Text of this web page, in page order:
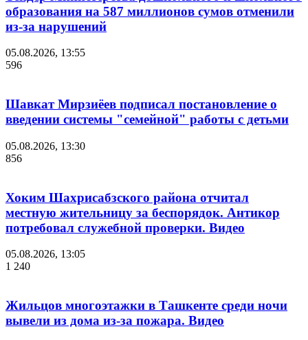
образования на 587 миллионов сумов отменили
из-за нарушений
05.08.2026, 13:55
596
Шавкат Мирзиёев подписал постановление о
введении системы "семейной" работы с детьми
05.08.2026, 13:30
856
Хоким Шахрисабзского района отчитал
местную жительницу за беспорядок. Антикор
потребовал служебной проверки. Видео
05.08.2026, 13:05
1 240
Жильцов многоэтажки в Ташкенте среди ночи
вывели из дома из-за пожара. Видео